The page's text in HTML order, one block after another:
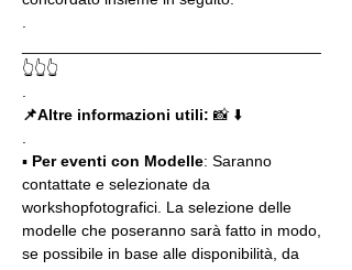
👆👆👆
📌Altre informazioni utili: 📸 ⬇️
▪️ Per eventi con Modelle: Saranno
contattate e selezionate da
workshopfotografici. La selezione delle
modelle che poseranno sarà fatto in modo,
se possibile in base alle disponibilità, da